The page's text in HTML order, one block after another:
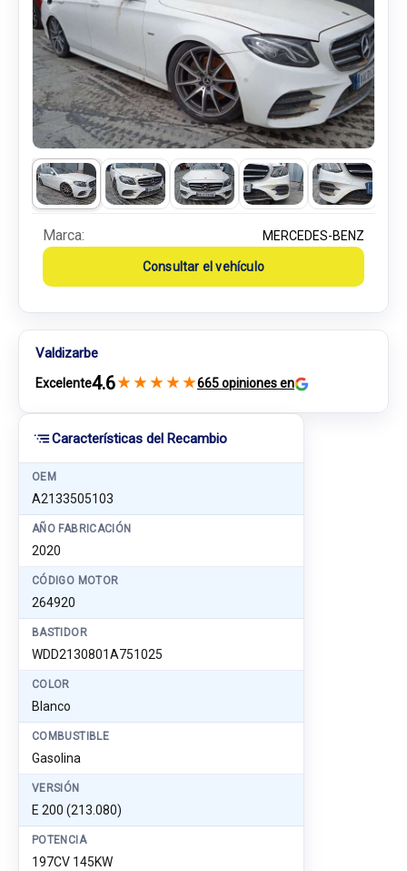
Características del Recambio
OEM
A2133505103
AÑO FABRICACIÓN
2020
CÓDIGO MOTOR
264920
BASTIDOR
WDD2130801A751025
COLOR
Blanco
COMBUSTIBLE
Gasolina
VERSIÓN
E 200 (213.080)
POTENCIA
197CV 145KW
Marca: MERCEDES-BENZ
Consultar el vehículo
Valdizarbe
Excelente4.6★ ★ ★ ★ ★665 opiniones en